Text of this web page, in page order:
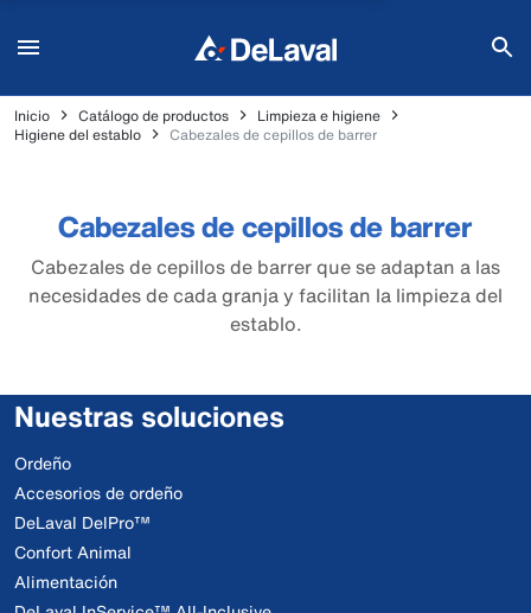
Inicio Catálogo de productos
Limpieza e higiene
Higiene del establo
Cabezales de cepillos de barrer
Cabezales de cepillos de barrer
Cabezales de cepillos de barrer que se adaptan a las
necesidades de cada granja y facilitan la limpieza del
establo.
Nuestras soluciones
Ordeño
Accesorios de ordeño
DeLaval DelPro™
Confort Animal
Alimentación